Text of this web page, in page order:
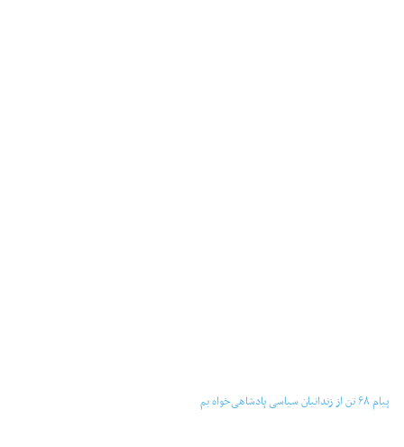
‏‏ ‏ پیام ۶۸ تن از زندانیان سیاسی پادشاهی‌خواه بم